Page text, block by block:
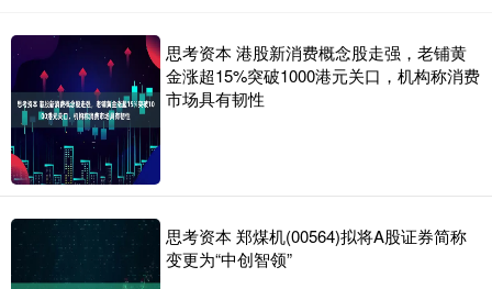
思考资本 港股新消费概念股走强，老铺黄
金涨超15%突破1000港元关口，机构称消费
市场具有韧性
思考资本 郑煤机(00564)拟将A股证券简称
变更为“中创智领”